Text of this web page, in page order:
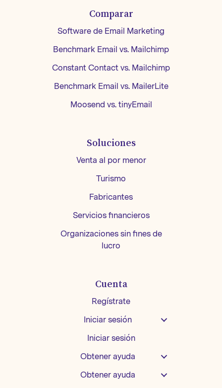
Comparar
Software de Email Marketing
Benchmark Email vs. Mailchimp
Constant Contact vs. Mailchimp
Benchmark Email vs. MailerLite
Moosend vs. tinyEmail
Soluciones
Venta al por menor
Turismo
Fabricantes
Servicios financieros
Organizaciones sin fines de
lucro
Cuenta
Regístrate
Iniciar sesión
Iniciar sesión
Obtener ayuda
Obtener ayuda